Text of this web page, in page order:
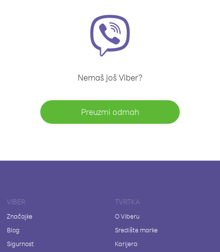
Nemaš još Viber?
Preuzmi odmah
VIBER
Značajke
Blog
Sigurnost
TVRTKA
O Viberu
Središte marke
Karijera